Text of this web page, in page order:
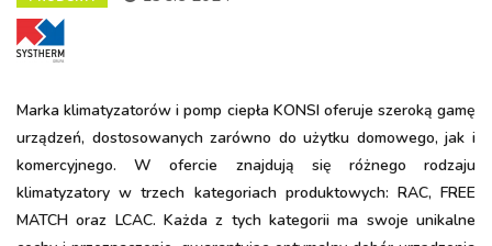
Marka klimatyzatorów i pomp ciepła KONSI oferuje szeroką gamę
urządzeń, dostosowanych zarówno do użytku domowego, jak i
komercyjnego. W ofercie znajdują się różnego rodzaju
klimatyzatory w trzech kategoriach produktowych: RAC, FREE
MATCH oraz LCAC. Każda z tych kategorii ma swoje unikalne